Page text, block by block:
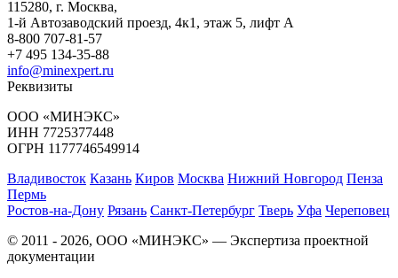
115280, г. Москва,
1-й Автозаводский проезд, 4к1, этаж 5, лифт А
8-800 707-81-57
+7 495 134-35-88
info@minexpert.ru
Реквизиты
ООО «МИНЭКС»
ИНН 7725377448
ОГРН 1177746549914
Владивосток Казань Киров Москва Нижний Новгород Пенза
Пермь
Ростов-на-Дону Рязань Санкт-Петербург Тверь Уфа Череповец
© 2011 - 2026, ООО «МИНЭКС» — Экспертиза проектной
документации